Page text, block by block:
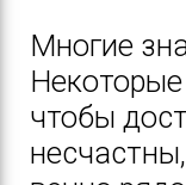
Многие
чтобы